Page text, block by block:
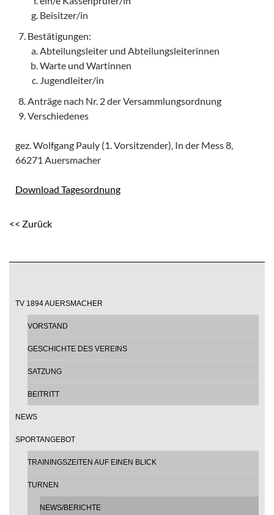
Beisitzer/in
Bestätigungen:
Abteilungsleiter und Abteilungsleiterinnen
Warte und Wartinnen
Jugendleiter/in
Anträge nach Nr. 2 der Versammlungsordnung
Verschiedenes
gez. Wolfgang Pauly (1. Vorsitzender), In der Mess 8,
66271 Auersmacher
Download Tagesordnung
<< Zurück
TV 1894 AUERSMACHER
VORSTAND
GESCHICHTE DES VEREINS
SATZUNG
BEITRITT
NEWS
SPORTANGEBOT
TRAININGSZEITEN AUF EINEN BLICK
TURNEN
NEWS/BERICHTE